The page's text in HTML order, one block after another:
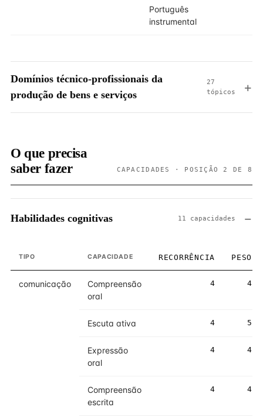
Português
instrumental
Domínios técnico-profissionais da
produção de bens e serviços
27
tópicos
O que precisa
saber fazer
CAPACIDADES · POSIÇÃO 2 DE 8
Habilidades cognitivas 11 capacidades
TIPO CAPACIDADE RECORRÊNCIA PESO
comunicação
Compreensão
oral
4 4
Escuta ativa 4 5
Expressão
oral
4 4
Compreensão
escrita
4 4